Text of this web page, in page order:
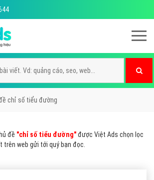
chỉ số tiểu đường
đề "chỉ số tiểu đường"được Việt Ads chọn lọc
trên web gửi tới quý bạn đọc.